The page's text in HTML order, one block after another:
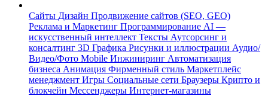
Сайты Дизайн Продвижение сайтов (SEO, GEO)
Реклама и Маркетинг Программирование AI —
искусственный интеллект Тексты Аутсорсинг и
консалтинг 3D Графика Рисунки и иллюстрации Аудио/
Видео/Фото Mobile Инжиниринг Автоматизация
бизнеса Анимация Фирменный стиль Маркетплейс
менеджмент Игры Социальные сети Браузеры Крипто и
блокчейн Мессенджеры Интернет-магазины